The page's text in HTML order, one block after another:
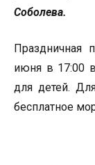
Соболева.
Праздничная
июня в 17:00
для детей.
бесплатное